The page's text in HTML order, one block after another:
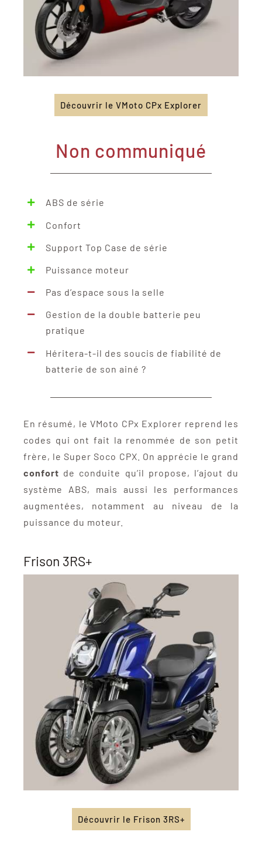
Découvrir le VMoto CPx Explorer
Non communiqué
ABS de série
Confort
Support Top Case de série
Puissance moteur
Pas d’espace sous la selle
Gestion de la double batterie peu
pratique
Héritera-t-il des soucis de fiabilité de
batterie de son ainé ?
En résumé, le VMoto CPx Explorer reprend les
codes qui ont fait la renommée de son petit
frère, le Super Soco CPX. On apprécie le grand
confort de conduite qu’il propose, l’ajout du
système ABS, mais aussi les performances
augmentées, notamment au niveau de la
puissance du moteur.
Frison 3RS+
Découvrir le Frison 3RS+